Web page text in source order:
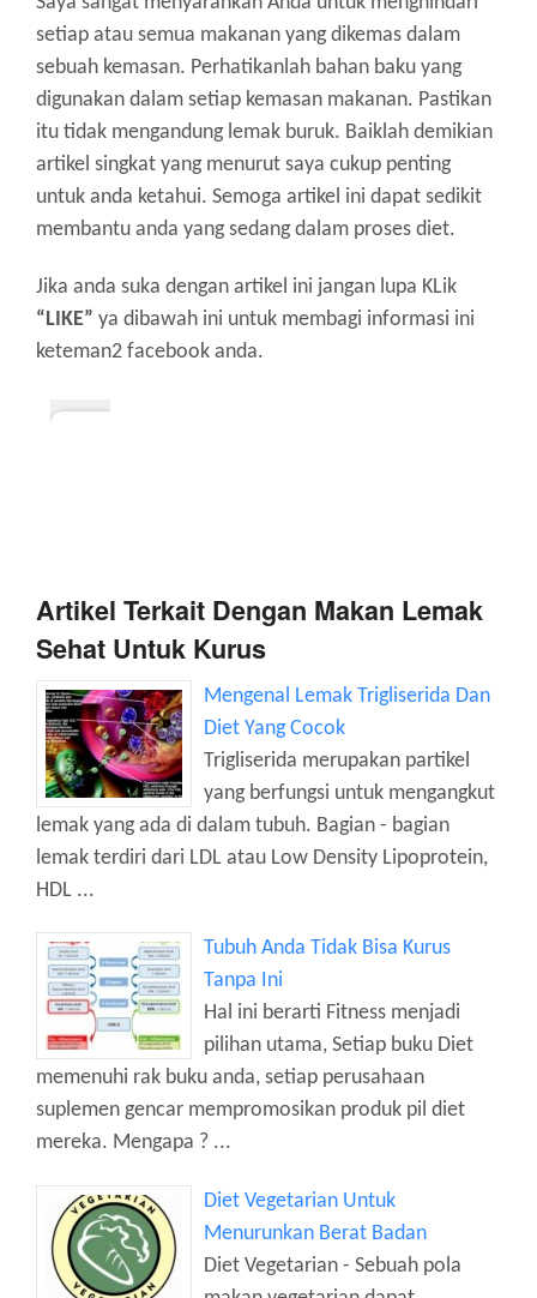
setiap atau semua makanan yang dikemas dalam
sebuah kemasan. Perhatikanlah bahan baku yang
digunakan dalam setiap kemasan makanan. Pastikan
itu tidak mengandung lemak buruk. Baiklah demikian
artikel singkat yang menurut saya cukup penting
untuk anda ketahui. Semoga artikel ini dapat sedikit
membantu anda yang sedang dalam proses diet.
Jika anda suka dengan artikel ini jangan lupa KLik
“LIKE” ya dibawah ini untuk membagi informasi ini
keteman2 facebook anda.
Artikel Terkait Dengan Makan Lemak
Sehat Untuk Kurus
Mengenal Lemak Trigliserida Dan
Diet Yang Cocok
Trigliserida merupakan partikel
yang berfungsi untuk mengangkut
lemak yang ada di dalam tubuh. Bagian - bagian
lemak terdiri dari LDL atau Low Density Lipoprotein,
HDL ...
Tubuh Anda Tidak Bisa Kurus
Tanpa Ini
Hal ini berarti Fitness menjadi
pilihan utama, Setiap buku Diet
memenuhi rak buku anda, setiap perusahaan
suplemen gencar mempromosikan produk pil diet
mereka. Mengapa ? ...
Diet Vegetarian Untuk
Menurunkan Berat Badan
Diet Vegetarian - Sebuah pola